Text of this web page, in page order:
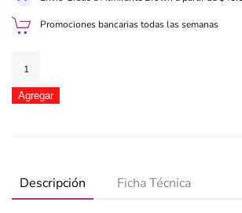
Promociones bancarias todas las semanas
Jabón
Blanco
3D
Agregar
Descripción Ficha Técnica